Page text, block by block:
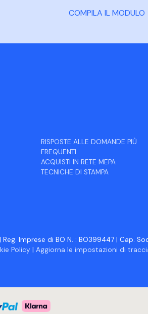
COMPILA IL MODULO
RISPOSTE ALLE DOMANDE PIÙ
FREQUENTI
ACQUISTI IN RETE MEPA
TECNICHE DI STAMPA
Reg. Imprese di BO N. : BO399447 | Cap.
Policy | Aggiorna le impostazioni di